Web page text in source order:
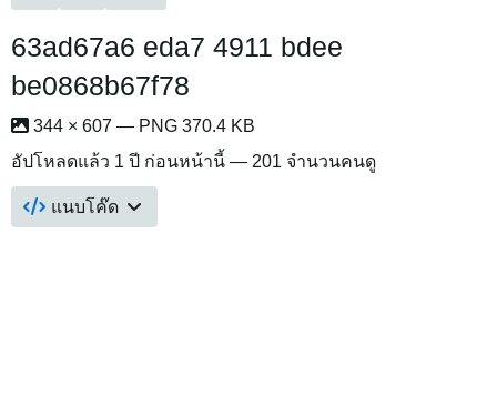
63ad67a6 eda7 4911 bdee
be0868b67f78
344 × 607 — PNG 370.4 KB
อัปโหลดแล้ว 1 ปี ก่อนหน้านี้ — 201 จำนวนคนดู
แนบโค๊ด